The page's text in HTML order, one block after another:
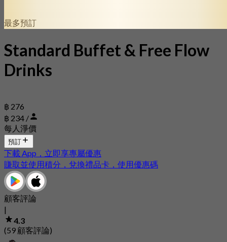
最多預訂
Standard Buffet & Free Flow
Drinks
฿ 276
฿ 234 /
每人淨價
預訂
下載 App，立即享專屬優惠
賺取並使用積分，兌換禮品卡，使用優惠碼
顧客評論
|
4.3
(59 顧客評論)